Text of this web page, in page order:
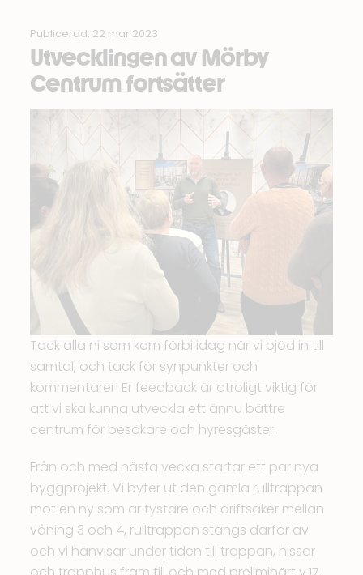
Publicerad: 22 mar 2023
Utvecklingen av Mörby
Centrum fortsätter
Tack alla ni som kom förbi idag när vi bjöd in till
samtal, och tack för synpunkter och
kommentarer! Er feedback är otroligt viktig för
att vi ska kunna utveckla ett ännu bättre
centrum för besökare och hyresgäster.
Från och med nästa vecka startar ett par nya
byggprojekt. Vi byter ut den gamla rulltrappan
mot en ny som är tystare och driftsäker mellan
våning 3 och 4, rulltrappan stängs därför av
och vi hänvisar under tiden till trappan, hissar